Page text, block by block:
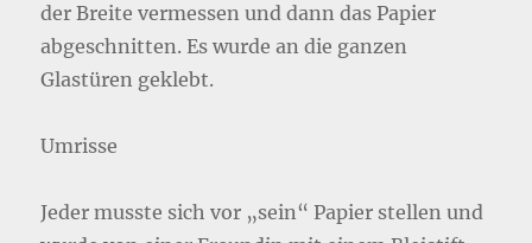
der Breite vermessen und dann das Papier
abgeschnitten. Es wurde an die ganzen
Glastüren geklebt.
Umrisse
Jeder musste sich vor „sein“ Papier stellen und